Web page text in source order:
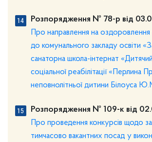
Розпорядження № 78-р від
Про направлення на оздоровлення
до комунального закладу освіти
санаторна школа-інтернат
соціальної реабілітації «Перлина
неповнолітньої дитини Білоуса
Розпорядження № 109-к від
Про проведення конкурсів щодо
тимчасово вакантних посад у